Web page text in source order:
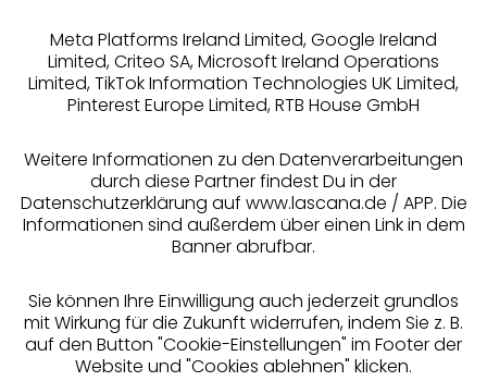
Alle Preise inkl. MwSt., zzgl.
Versandkosten
Meta Platforms Ireland Limited, Google Ireland
Limited, Criteo SA, Microsoft Ireland Operations
Limited, TikTok Information Technologies UK Limited,
Pinterest Europe Limited, RTB House GmbH
Weitere Informationen zu den Datenverarbeitungen
durch diese Partner findest Du in der
Datenschutzerklärung auf www.lascana.de / APP. Die
Informationen sind außerdem über einen Link in dem
Banner abrufbar.
Sie können Ihre Einwilligung auch jederzeit grundlos
mit Wirkung für die Zukunft widerrufen, indem Sie z. B.
auf den Button "Cookie-Einstellungen" im Footer der
Website und "Cookies ablehnen" klicken.